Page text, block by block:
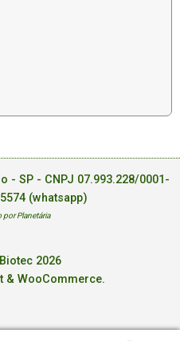
- SP - CNPJ 07.993.228/0001-
(whatsapp)
por Planetária
2026
& WooCommerce.